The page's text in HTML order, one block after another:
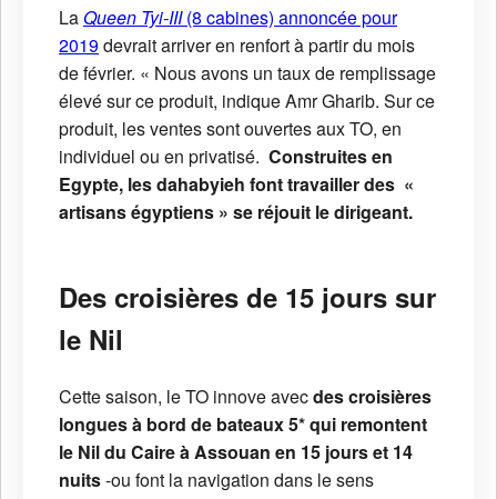
La Queen Tyi-III(8 cabines) annoncée pour
2019devrait arriver en renfort à partir du mois
de février. « Nous avons un taux de remplissage
élevé sur ce produit, indique Amr Gharib. Sur ce
produit, les ventes sont ouvertes aux TO, en
individuel ou en privatisé. Construites en
Egypte, les dahabyieh font travailler des «
artisans égyptiens » se réjouit le dirigeant.
Des croisières de 15 jours sur
le Nil
Cette saison, le TO innove avecdes croisières
longues à bord de bateaux 5* qui remontent
le Nil du Caire à Assouan en 15 jours et 14
nuits-ou font la navigation dans le sens